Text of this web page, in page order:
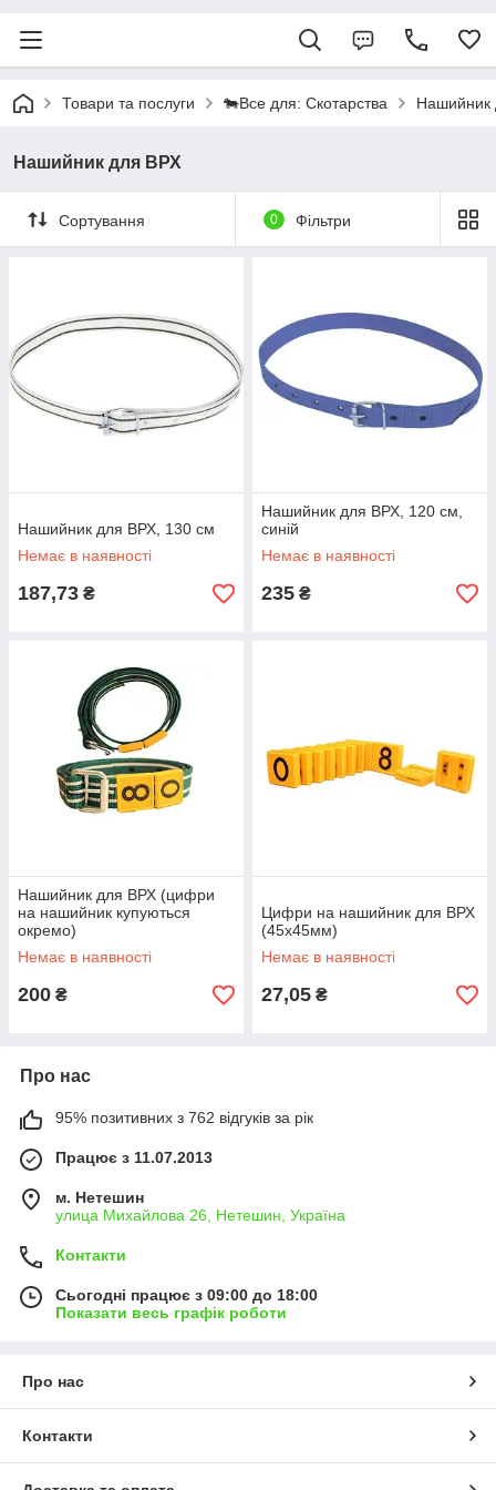
Товари та послуги 🐄Все для: Скотарства Нашийник
Нашийник для ВРХ
Сортування 0 Фільтри
Нашийник для ВРХ, 130 см
Немає в наявності
187,73 ₴
Нашийник для ВРХ, 120 см,
синій
Немає в наявності
235 ₴
Нашийник для ВРХ (цифри
на нашийник купуються
окремо)
Немає в наявності
200 ₴
Цифри на нашийник для ВРХ
(45х45мм)
Немає в наявності
27,05 ₴
Про нас
95% позитивних з 762 відгуків за рік
Працює з 11.07.2013
м. Нетешин
улица Михайлова 26, Нетешин, Україна
Контакти
Сьогодні працює з 09:00 до 18:00
Показати весь графік роботи
Про нас
Контакти